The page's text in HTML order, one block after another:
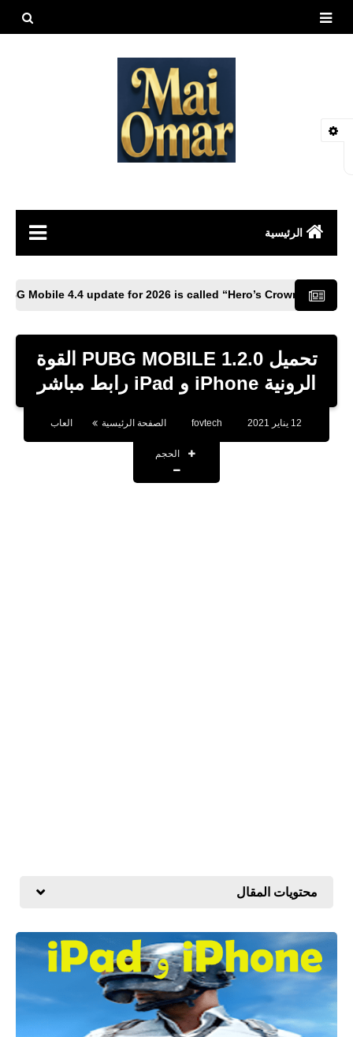
الرئيسية
طيور وحيوانات
Officially, PUBG Mobile 4.4 update for 2026 is called “Hero’s
تحميل PUBG MOBILE 1.2.0 القوة
الرونية iPhone و iPad رابط مباشر
fovtech الصفحة الرئيسية العاب
الحجم
محتويات المقال